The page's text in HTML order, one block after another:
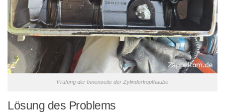
Prüfung der Innenseite der Zylinderkopfhaube
Lösung des Problems